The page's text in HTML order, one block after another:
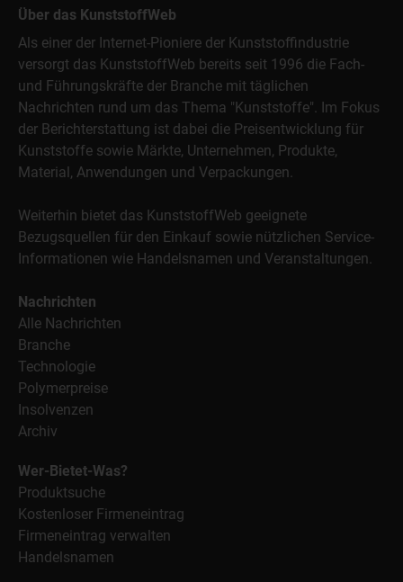
Über das KunststoffWeb
Als einer der Internet-Pioniere der Kunststoffindustrie
versorgt das KunststoffWeb bereits seit 1996 die Fach-
und Führungskräfte der Branche mit täglichen
Nachrichten rund um das Thema "Kunststoffe". Im Fokus
der Berichterstattung ist dabei die Preisentwicklung für
Kunststoffe sowie Märkte, Unternehmen, Produkte,
Material, Anwendungen und Verpackungen.
Weiterhin bietet das KunststoffWeb geeignete
Bezugsquellen für den Einkauf sowie nützlichen Service-
Informationen wie Handelsnamen und Veranstaltungen.
Nachrichten
Alle Nachrichten
Branche
Technologie
Polymerpreise
Insolvenzen
Archiv
Wer-Bietet-Was?
Produktsuche
Kostenloser Firmeneintrag
Firmeneintrag verwalten
Handelsnamen